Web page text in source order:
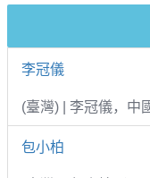
李冠儀
(臺灣) | 李冠儀，中
包小柏